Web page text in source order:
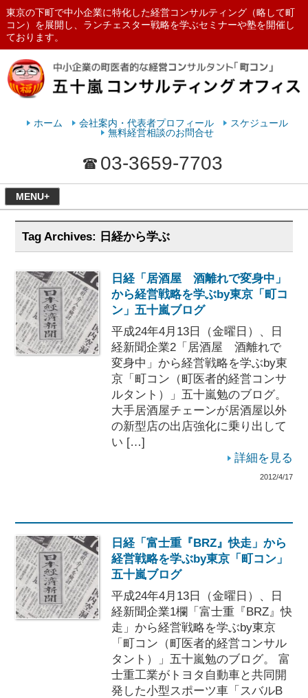
東京の下町で中小企業に特化した経営コンサルティング（略して町
コン）を展開し、ランチェスター戦略を学ぶセミナーや塾を開催し
ております。
ランチェスターの法則を学ぶなら
ホーム 会社案内・代表者プロフィール
スケジュール
無料経営相談のお問合せ
03-3659-7703
MENU+
Tag Archives: 日経から学ぶ
日経「居酒屋 酒離れで変身中」
から経営戦略を学ぶby東京「町コ
ン」五十嵐ブログ
平成24年4月13日（金曜日）、日
経新聞企業2「居酒屋 酒離れで
変身中」から経営戦略を学ぶby東
京「町コン（町医者的経営コンサ
ルタント）」五十嵐勉のブログ。
大手居酒屋チェーンが居酒屋以外
の新型店の出店強化に乗り出して
い […]
詳細を見る
2012/4/17
日経「富士重『BRZ』快走」から
経営戦略を学ぶby東京「町コン」
五十嵐ブログ
平成24年4月13日（金曜日）、日
経新聞企業1欄「富士重『BRZ』快
走」から経営戦略を学ぶby東京
「町コン（町医者的経営コンサル
タント）」五十嵐勉のブログ。 富
士重工業がトヨタ自動車と共同開
発した小型スポーツ車「スバルB